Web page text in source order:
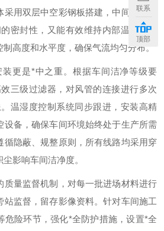
用双层中空彩钢板搭建，中间填充高
密封性，又能有效维持内部温湿度稳
高度和水平度，确保气流均匀分布。
装更是*中之重。根据车间洁净等级要
三级过滤器，对风管的连接进行多次
温湿度控制系统同步跟进，安装高精
设备，确保车间环境始终处于生产所需
循隐蔽、规整原则，所有线路均采用穿
影响车间洁净度。
质量监督机制，对每一批进场材料进行
站监督，留存影像资料。针对车间施工
危险环节，强化*全防护措施，设置*全
联系
顶部